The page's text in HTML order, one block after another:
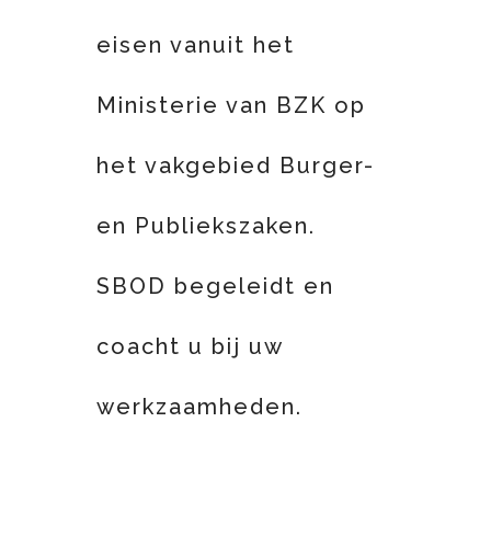
eisen vanuit het
Ministerie van BZK op
het vakgebied Burger-
en Publiekszaken.
SBOD begeleidt en
coacht u bij uw
werkzaamheden.